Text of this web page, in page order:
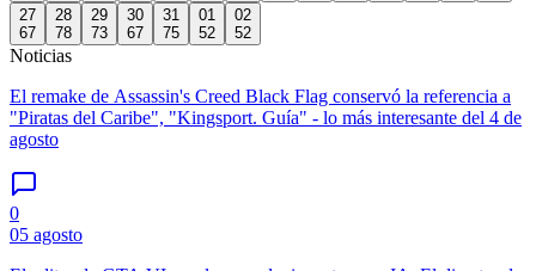
27
67
28
78
29
73
30
67
31
75
01
52
02
52
Noticias
El remake de Assassin's Creed Black Flag conservó la referencia a
"Piratas del Caribe", "Kingsport. Guía" - lo más interesante del 4 de
agosto
0
05 agosto